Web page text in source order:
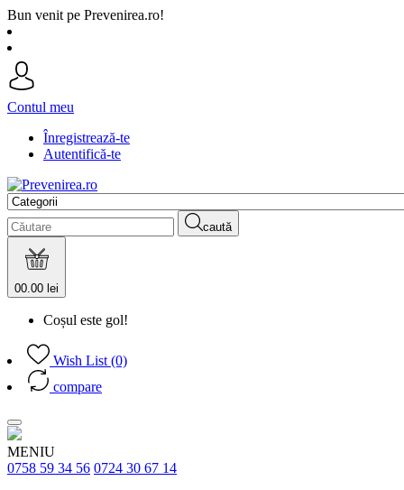
Bun venit pe Prevenirea.ro!
Contul meu
Înregistrează-te
Autentifică-te
caută
00.00 lei
Coșul este gol!
Wish List (0)
compare
MENIU
0758 59 34 56 0724 30 67 14